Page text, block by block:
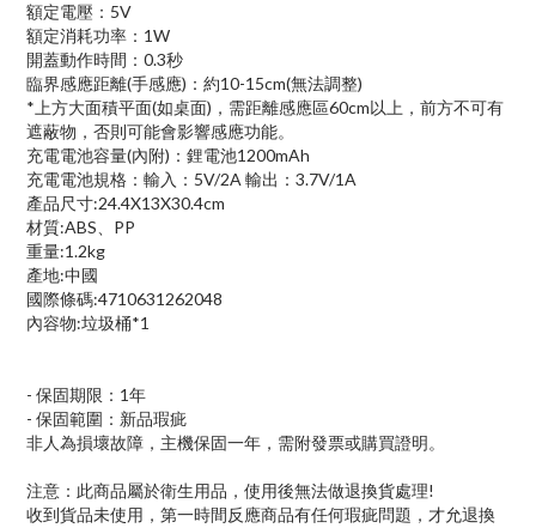
額定電壓：5V
額定消耗功率：1W
開蓋動作時間：0.3秒
臨界感應距離(手感應)：約10-15cm(無法調整)
*上方大面積平面(如桌面)，需距離感應區60cm以上，前方不可有
遮蔽物，否則可能會影響感應功能。
充電電池容量(內附)：鋰電池1200mAh
充電電池規格：輸入：5V/2A 輸出：3.7V/1A
產品尺寸:24.4X13X30.4cm
材質:ABS、PP
重量:1.2kg
產地:中國
國際條碼:4710631262048
內容物:垃圾桶*1
- 保固期限：1年
- 保固範圍：新品瑕疵
非人為損壞故障，主機保固一年，需附發票或購買證明。
注意：此商品屬於衛生用品，使用後無法做退換貨處理!
收到貨品未使用，第一時間反應商品有任何瑕疵問題，才允退換